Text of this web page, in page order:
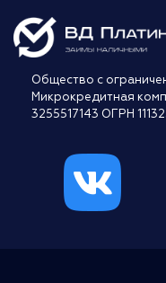
Общество с
Микрокредитная
3255517143 ОГРН